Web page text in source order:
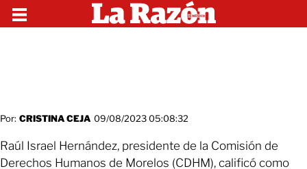
Por: CRISTINA CEJA 09/08/2023 05:08:32
Raúl Israel Hernández, presidente de la Comisión de
Derechos Humanos de Morelos (CDHM), calificó como